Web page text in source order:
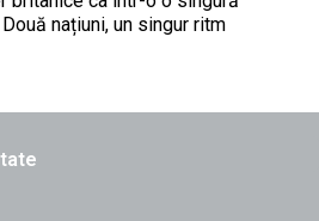
greul îl duce o dronă de 55
viitoare atacuri chirurgicale
națiuni, un singur ritm